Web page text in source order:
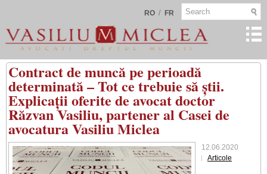
RO / FR
Contract de muncă pe perioadă
determinată – Tot ce trebuie să știi.
Explicații oferite de avocat doctor
Răzvan Vasiliu, partener al Casei de
avocatura Vasiliu Miclea
12.06.2020
Articole